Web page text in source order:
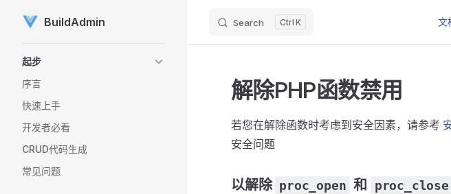
Skip to content
BuildAdmin Search K 文
起步
序言
快速上手
开发者必看
CRUD代码生成
常见问题
解除PHP函数禁用
若您在解除函数时考虑到安全因素，请参考
安全问题
以解除 proc_open 和 proc_close